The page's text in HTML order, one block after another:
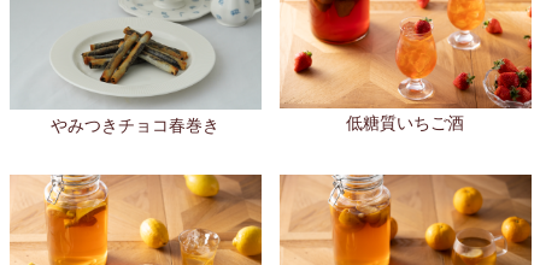
やみつきチョコ春巻き 低糖質いちご酒